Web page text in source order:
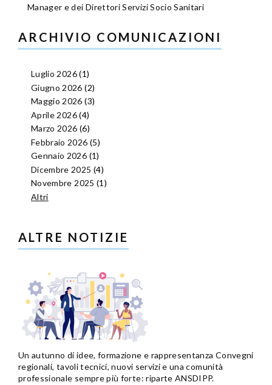
Manager e dei Direttori Servizi Socio Sanitari
ARCHIVIO COMUNICAZIONI
Luglio 2026(1)
Giugno 2026 (2)
Maggio 2026 (3)
Aprile 2026(4)
Marzo 2026 (6)
Febbraio 2026 (5)
Gennaio 2026 (1)
Dicembre 2025 (4)
Novembre 2025 (1)
Altri
ALTRE NOTIZIE
Un autunno di idee, formazione e rappresentanza Convegni
regionali, tavoli tecnici, nuovi servizi e una comunità
professionale sempre più forte: riparte ANSDIPP.